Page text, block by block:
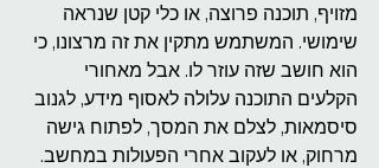
מזויף, תוכנה פרוצה, או כלי קטן שנראה
שימושי. המשתמש מתקין את זה מרצונו, כי
הוא חושב שזה עוזר לו. אבל מאחורי
הקלעים התוכנה עלולה לאסוף מידע, לגנוב
סיסמאות, לצלם את המסך, לפתוח גישה
מרחוק, או לעקוב אחרי הפעולות במחשב.